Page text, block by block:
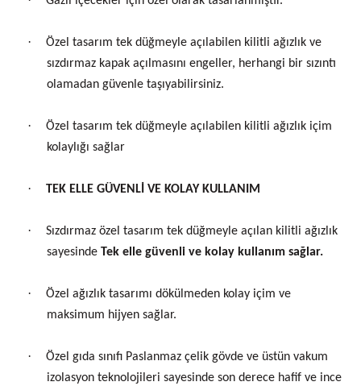
·
Özel tasarım tek düğmeyle açılabilen kilitli ağızlık ve
sızdırmaz kapak açılmasını engeller, herhangi bir sızıntı
olamadan güvenle taşıyabilirsiniz.
·
Özel tasarım tek düğmeyle açılabilen kilitli ağızlık içim
kolaylığı sağlar
· TEK ELLE GÜVENLİ VE KOLAY KULLANIM
·
Sızdırmaz özel tasarım tek düğmeyle açılan kilitli ağızlık
sayesinde Tek elle güvenli ve kolay kullanım sağlar.
·
Özel ağızlık tasarımı dökülmeden kolay içim ve
maksimum hijyen sağlar.
·
Özel gıda sınıfı Paslanmaz çelik gövde ve üstün vakum
izolasyon teknolojileri sayesinde son derece hafif ve ince